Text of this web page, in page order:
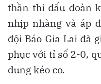
thần thi đấu đoàn
nhịp nhàng và áp
đội Báo Gia Lai đã
phục với tỉ số 2-0,
dung kéo co.